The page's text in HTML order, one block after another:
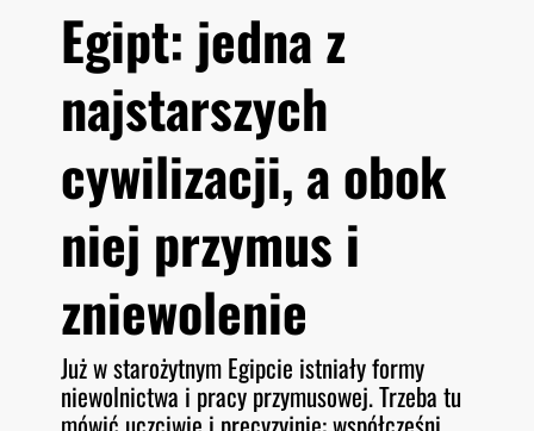
Egipt: jedna z
najstarszych
cywilizacji, a obok
niej przymus i
zniewolenie
Już w starożytnym Egipcie istniały formy
niewolnictwa i pracy przymusowej. Trzeba tu